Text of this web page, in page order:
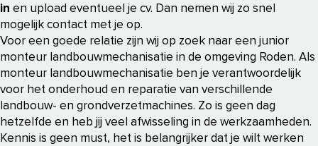
in en upload eventueel je cv. Dan nemen wij zo snel
mogelijk contact met je op.
Voor een goede relatie zijn wij op zoek naar een junior
monteur landbouwmechanisatie in de omgeving Roden. Als
monteur landbouwmechanisatie ben je verantwoordelijk
voor het onderhoud en reparatie van verschillende
landbouw- en grondverzetmachines. Zo is geen dag
hetzelfde en heb jij veel afwisseling in de werkzaamheden.
Kennis is geen must, het is belangrijker dat je wilt werken